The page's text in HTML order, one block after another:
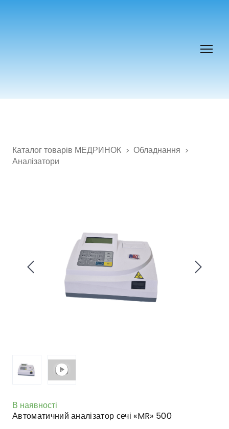
Каталог товарів МЕДРИНОК
Обладнання
Аналізатори
В наявності
Автоматичний аналізатор сечі «MR» 500